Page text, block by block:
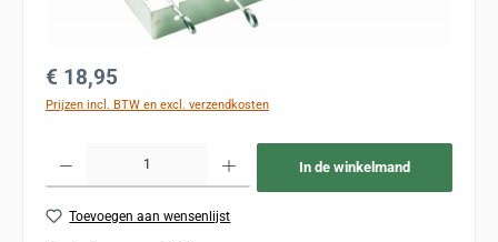
Normale prijs:
€ 18,95
Prijzen incl. BTW en excl. verzendkosten
In de winkelmand
Toevoegen aan wensenlijst